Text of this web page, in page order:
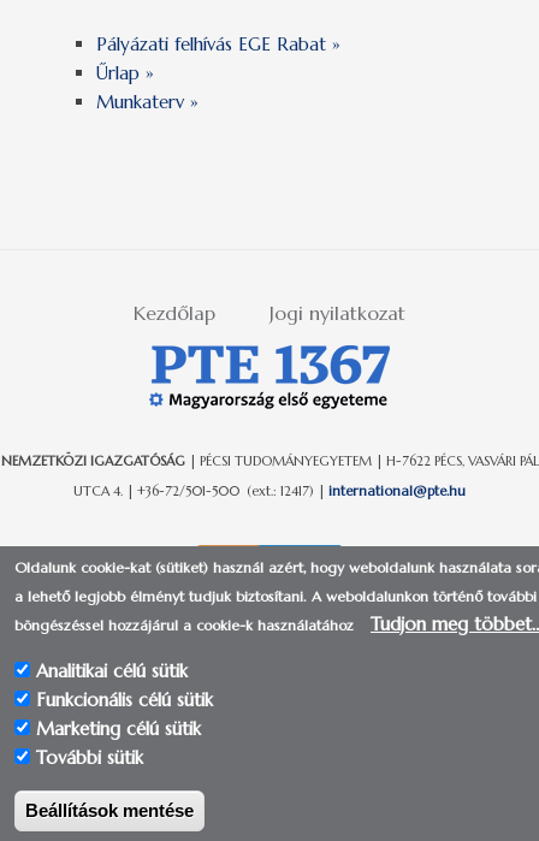
Pályázati felhívás EGE Rabat »
Űrlap »
Munkaterv »
Kezdőlap Jogi nyilatkozat
NEMZETKÖZI IGAZGATÓSÁG| PÉCSI TUDOMÁNYEGYETEM | H-7622 PÉCS, VASVÁRI PÁL
UTCA 4. | +36-72/501-500 (ext.: 12417) | international@pte.hu
© 2017-2018 | Pécsi Tudományegyetem | Kancellária - IIG -
Alkalmazás- és Szolgáltatásfejlesztési Osztály
Oldalunk cookie-kat (sütiket) használ azért, hogy weboldalunk használata
a lehető legjobb élményt tudjuk biztosítani. A weboldalunkon történő további
böngészéssel hozzájárul a cookie-k használatához
Tudjon meg
Analitikai célú sütik
Funkcionális célú sütik
Marketing célú sütik
További sütik
Beállítások mentése